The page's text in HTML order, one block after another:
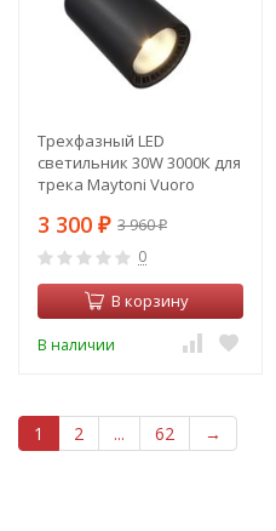
Трехфазный LED
светильник 30W 3000К для
трека Maytoni Vuoro
3 300 ₽ 3 960₽
0
В корзину
В наличии
1 2 ... 62 →